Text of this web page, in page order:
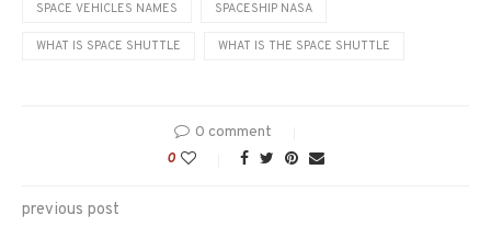
SPACE VEHICLES NAMES SPACESHIP NASA
WHAT IS SPACE SHUTTLE WHAT IS THE SPACE SHUTTLE
0 comment
0
previous post